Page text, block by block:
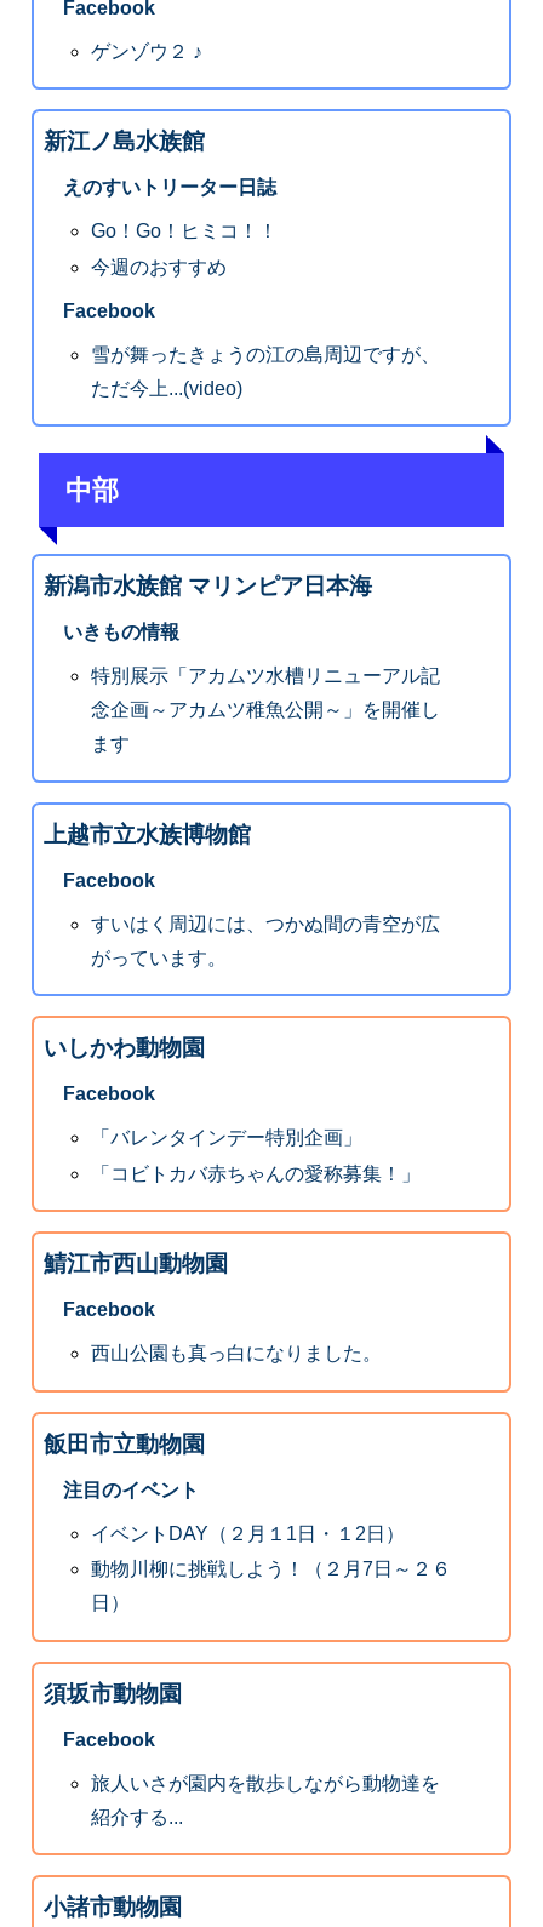
Facebook
ゲンゾウ２ ♪
新江ノ島水族館
えのすいトリーター日誌
Go！Go！ヒミコ！！
今週のおすすめ
Facebook
雪が舞ったきょうの江の島周辺ですが、
ただ今上...(video)
中部
新潟市水族館 マリンピア日本海
いきもの情報
特別展示「アカムツ水槽リニューアル記
念企画～アカムツ稚魚公開～」を開催し
ます
上越市立水族博物館
Facebook
すいはく周辺には、つかぬ間の青空が広
がっています。
いしかわ動物園
Facebook
「バレンタインデー特別企画」
「コビトカバ赤ちゃんの愛称募集！」
鯖江市西山動物園
Facebook
西山公園も真っ白になりました。
飯田市立動物園
注目のイベント
イベントDAY（２月１1日・１2日）
動物川柳に挑戦しよう！（２月7日～２６
日）
須坂市動物園
Facebook
旅人いさが園内を散歩しながら動物達を
紹介する...
小諸市動物園